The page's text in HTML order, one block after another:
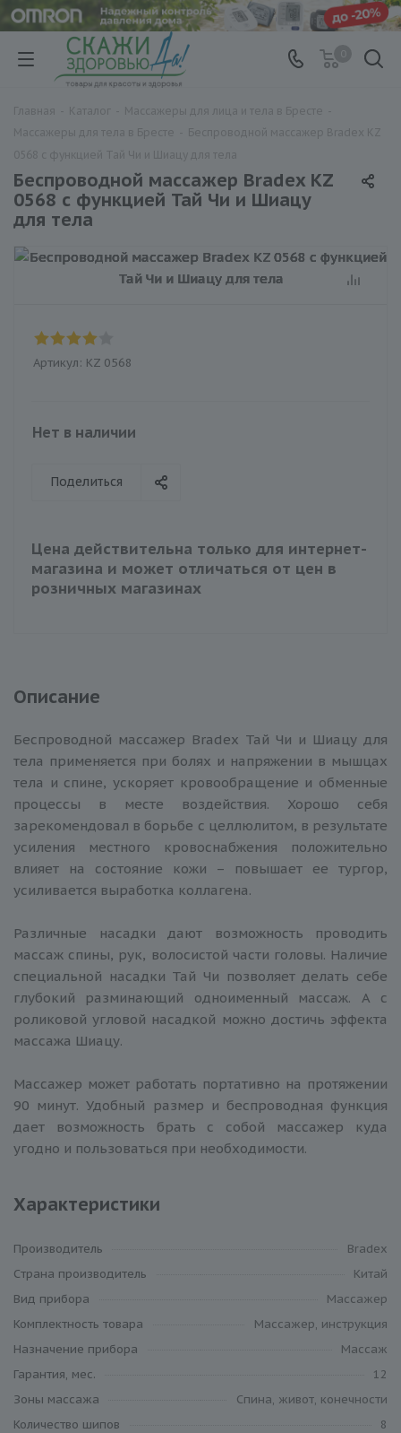
Беспроводной массажер Bradex KZ
0568 с функцией Тай Чи и Шиацу
для тела
Артикул: KZ 0568
Нет в наличии
Поделиться
Цена действительна только для интернет-
магазина и может отличаться от цен в
розничных магазинах
Описание
Беспроводной массажер Bradex Тай Чи и Шиацу для
тела применяется при болях и напряжении в мышцах
тела и спине, ускоряет кровообращение и обменные
процессы в месте воздействия. Хорошо себя
зарекомендовал в борьбе с целлюлитом, в результате
усиления местного кровоснабжения положительно
влияет на состояние кожи – повышает ее тургор,
усиливается выработка коллагена.
Различные насадки дают возможность проводить
массаж спины, рук, волосистой части головы. Наличие
специальной насадки Тай Чи позволяет делать себе
глубокий разминающий одноименный массаж. А с
роликовой угловой насадкой можно достичь эффекта
массажа Шиацу.
Массажер может работать портативно на протяжении
90 минут. Удобный размер и беспроводная функция
дает возможность брать с собой массажер куда
угодно и пользоваться при необходимости.
Характеристики
Производитель
Bradex
Cтрана производитель
Китай
Вид прибора
Массажер
Комплектность товара
Массажер, инструкция
Назначение прибора
Массаж
Гарантия, мес.
12
Зоны массажа
Спина, живот, конечности
Количество шипов
8